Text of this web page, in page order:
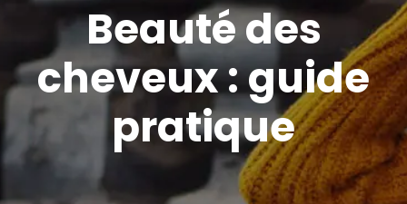
Beauté des
cheveux : guide
pratique